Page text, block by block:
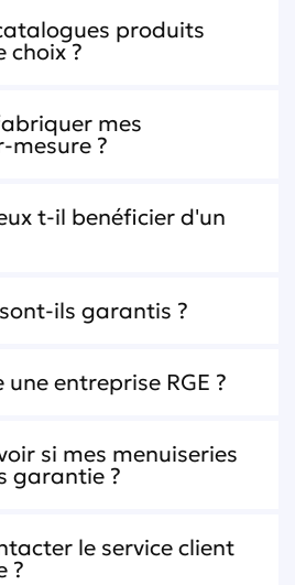
produits
choix ?
mes
mesure ?
t-il benéficier d'un
ils garantis ?
une entreprise RGE ?
si mes menuiseries
garantie ?
le service client
?